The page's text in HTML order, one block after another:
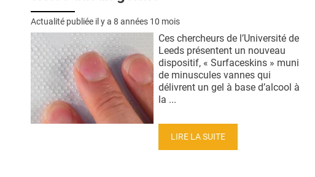
Actualité publiée il y a 8 années 10 mois
Ces chercheurs de l’Université de
Leeds présentent un nouveau
dispositif, « Surfaceskins » muni
de minuscules vannes qui
délivrent un gel à base d’alcool à
la ...
LIRE LA SUITE